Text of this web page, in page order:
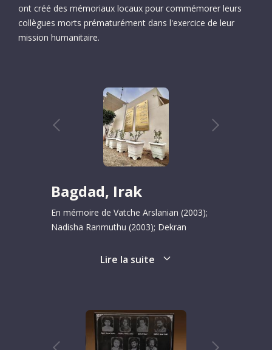
ont créé des mémoriaux locaux pour commémorer leurs
collègues morts prématurément dans l'exercice de leur
mission humanitaire.
Bagdad, Irak
En mémoire de Vatche Arslanian (2003);
Nadisha Ranmuthu (2003); Dekran
et Samir Al-Karady (2005).
Lire la suite